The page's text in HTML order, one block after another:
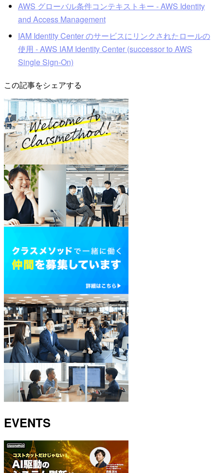
AWS グローバル条件コンテキストキー - AWS Identity
and Access Management
IAM Identity Center のサービスにリンクされたロールの
使用 - AWS IAM Identity Center (successor to AWS
Single Sign-On)
この記事をシェアする
EVENTS